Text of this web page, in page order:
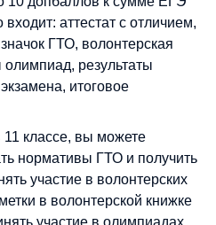
аттестат с отличием,
ГТО, волонтерская
олимпиад, результаты
итоговое
11 классе, вы можете
нормативы ГТО и получить
участие в волонтерских
в волонтерской книжке
участие в олимпиадах